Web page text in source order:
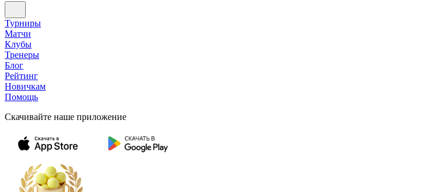
Турниры
Матчи
Клубы
Тренеры
Блог
Рейтинг
Новичкам
Помощь
Скачивайте наше приложение